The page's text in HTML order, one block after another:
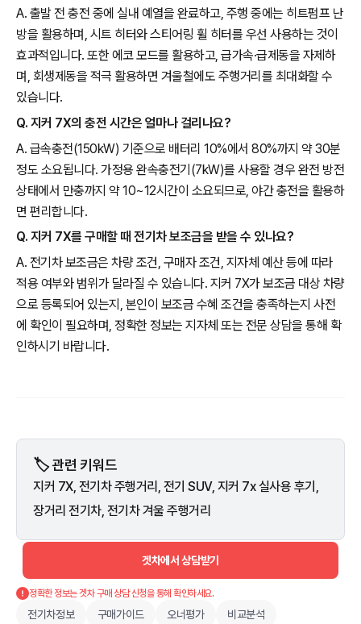
A. 출발 전 충전 중에 실내 예열을 완료하고, 주행 중에는 히트펌프 난
방을 활용하며, 시트 히터와 스티어링 휠 히터를 우선 사용하는 것이
효과적입니다. 또한 에코 모드를 활용하고, 급가속·급제동을 자제하
며, 회생제동을 적극 활용하면 겨울철에도 주행거리를 최대화할 수
있습니다.
Q. 지커 7X의 충전 시간은 얼마나 걸리나요?
A. 급속충전(150kW) 기준으로 배터리 10%에서 80%까지 약 30분
정도 소요됩니다. 가정용 완속충전기(7kW)를 사용할 경우 완전 방전
상태에서 만충까지 약 10~12시간이 소요되므로, 야간 충전을 활용하
면 편리합니다.
Q. 지커 7X를 구매할 때 전기차 보조금을 받을 수 있나요?
A. 전기차 보조금은 차량 조건, 구매자 조건, 지자체 예산 등에 따라
적용 여부와 범위가 달라질 수 있습니다. 지커 7X가 보조금 대상 차량
으로 등록되어 있는지, 본인이 보조금 수혜 조건을 충족하는지 사전
에 확인이 필요하며, 정확한 정보는 지자체 또는 전문 상담을 통해 확
인하시기 바랍니다.
🏷️ 관련 키워드
지커 7X, 전기차 주행거리, 전기 SUV, 지커 7x 실사용 후기,
장거리 전기차, 전기차 겨울 주행거리
겟차에서 상담받기
정확한 정보는 겟차 구매 상담 신청을 통해 확인하세요.
전기차정보 구매가이드 오너평가 비교분석